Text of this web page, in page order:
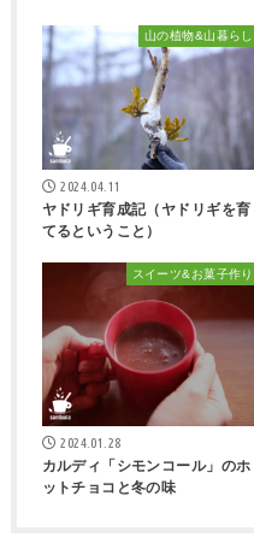
山の植物&山暮らし
2024.04.11
ヤドリギ育成記（ヤドリギを育
てるということ）
スイーツ&お菓子作り
2024.01.28
カルディ「シモンコール」のホ
ットチョコと冬の味